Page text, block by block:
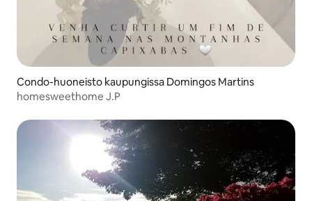
Condo-huoneisto kaupungissa Domingos Martins
homesweethome J.P